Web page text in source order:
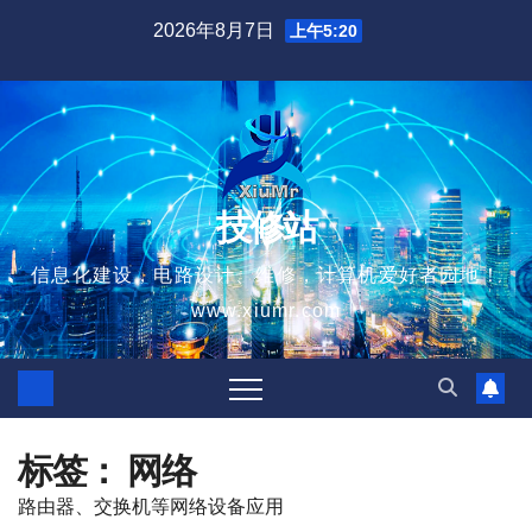
内
2026年8月7日 上午5:20
技修站
信息化建设，电路设计、维修，计算机爱好者园地！
www.xiumr.com
标签： 网络
路由器、交换机等网络设备应用